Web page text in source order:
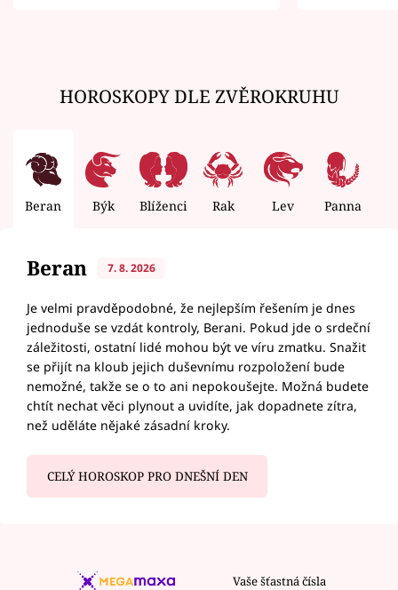
HOROSKOPY DLE ZVĚROKRUHU
Beran Býk Blíženci Rak Lev Panna
Beran 7. 8. 2026
Je velmi pravděpodobné, že nejlepším řešením je dnes
jednoduše se vzdát kontroly, Berani. Pokud jde o srdeční
záležitosti, ostatní lidé mohou být ve víru zmatku. Snažit
se přijít na kloub jejich duševnímu rozpoložení bude
nemožné, takže se o to ani nepokoušejte. Možná budete
chtít nechat věci plynout a uvidíte, jak dopadnete zítra,
než uděláte nějaké zásadní kroky.
CELÝ HOROSKOP PRO DNEŠNÍ DEN
Vaše šťastná čísla